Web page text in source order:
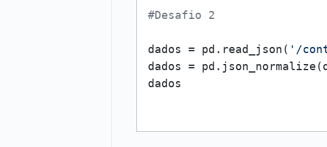
#Desafio 2
dados = pd.read_json( '/
dados =